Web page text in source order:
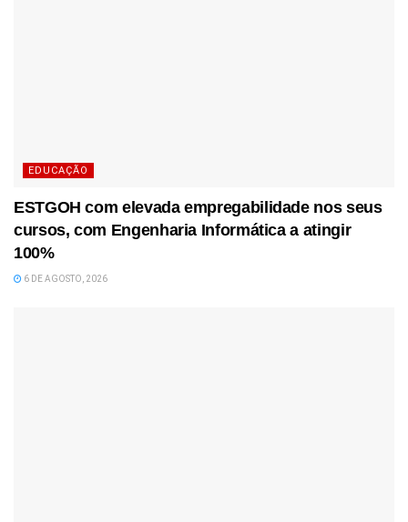
EDUCAÇÃO
ESTGOH com elevada empregabilidade nos seus
cursos, com Engenharia Informática a atingir
100%
6 DE AGOSTO, 2026